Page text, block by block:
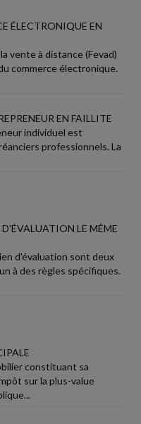
ÉLECTRONIQUE EN
vente à distance (Fevad)
commerce électronique.
EN FAILLITE
individuel est
professionnels. La
LE MÊME
d'évaluation sont deux
à des règles spécifiques.
constituant sa
sur la plus-value